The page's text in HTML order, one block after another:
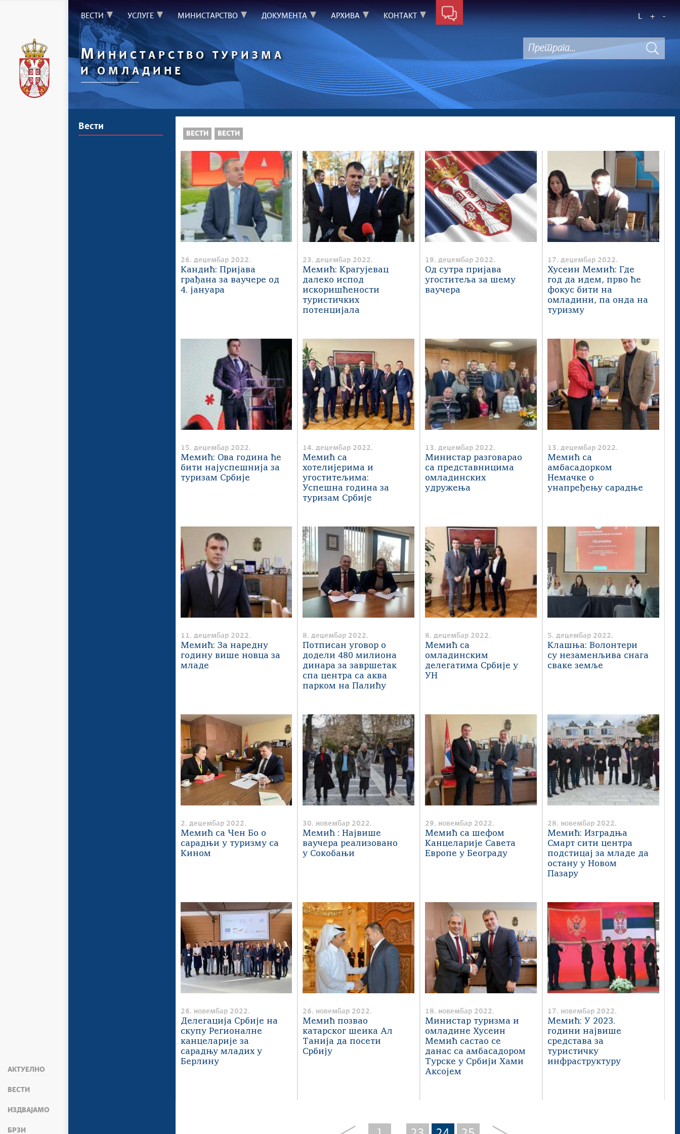
АКТУЕЛНО
ВЕСТИ
ИЗДВАЈАМО
БРЗИ
ВЕСТИ УСЛУГЕ МИНИСТАРСТВО ДОКУМЕНТА АРХИВА КОНТАКТ L + -
МИНИСТАРСТВО ТУРИЗМА
И ОМЛАДИНЕ
Вести
ВЕСТИ ВЕСТИ
26. децембар 2022.
Кандић: Пријава
грађана за ваучере од
4. јануара
23. децембар 2022.
Мемић: Крагујевац
далеко испод
искоришћености
туристичких
потенцијала
19. децембар 2022.
Од сутра пријава
угоститеља за шему
ваучера
17. децембар 2022.
Хусеин Мемић: Где
год да идем, прво ће
фокус бити на
омладини, па онда на
туризму
15. децембар 2022.
Мемић: Ова година ће
бити најуспешнија за
туризам Србије
14. децембар 2022.
Мемић са
хотелијерима и
угоститељима:
Успешна година за
туризам Србије
13. децембар 2022.
Министар разговарао
са представницима
омладинских
удружења
13. децембар 2022.
Мемић са
амбасадорком
Немачке о
унапређењу сарадње
11. децембар 2022.
Мемић: За наредну
годину више новца за
младе
8. децембар 2022.
Потписан уговор о
додели 480 милиона
динара за завршетак
спа центра са аква
парком на Палићу
8. децембар 2022.
Мемић са
омладинским
делегатима Србије у
УН
5. децембар 2022.
Клашња: Волонтери
су незаменљива снага
сваке земље
2. децембар 2022.
Мемић са Чен Бо о
сарадњи у туризму са
Кином
30. новембар 2022.
Мемић : Највише
ваучера реализовано
у Сокобањи
29. новембар 2022.
Мемић са шефом
Канцеларије Савета
Европе у Београду
28. новембар 2022.
Мемић: Изградња
Смарт сити центра
подстицај за младе да
остану у Новом
Пазару
26. новембар 2022.
Делегација Србије на
скупу Регионалне
канцеларије за
сарадњу младих у
Берлину
26. новембар 2022.
Мемић позвао
катарског шеика Ал
Танија да посети
Србију
18. новембар 2022.
Министар туризма и
омладине Хусеин
Мемић састао се
данас са амбасадором
Турске у Србији Хами
Аксојем
17. новембар 2022.
Мемић: У 2023.
години највише
средстава за
туристичку
инфраструктуру